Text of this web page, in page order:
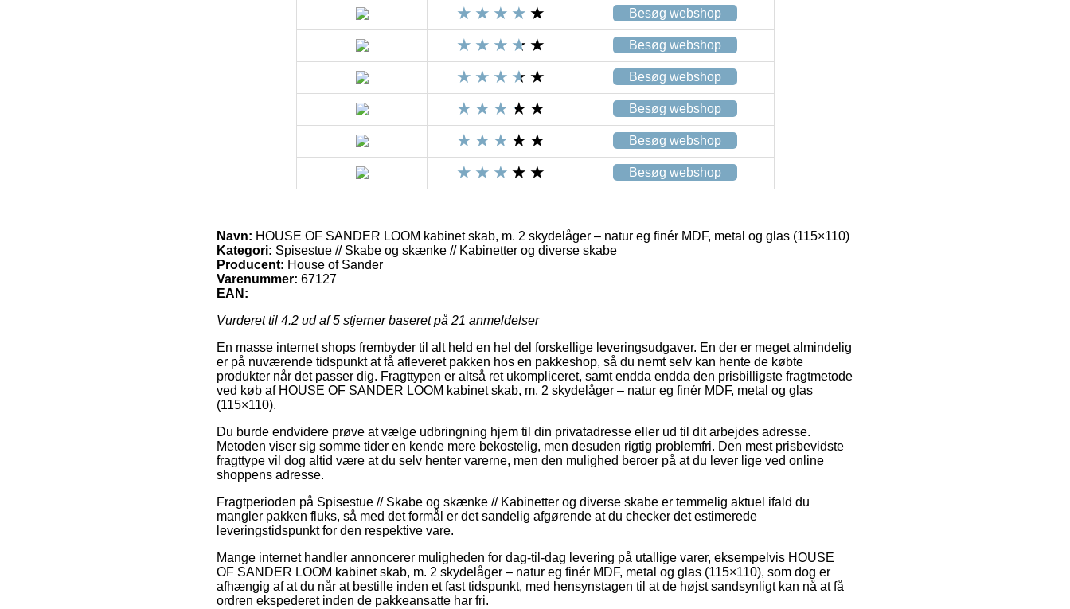
Besøg webshop
Besøg webshop
Besøg webshop
Besøg webshop
Besøg webshop
Besøg webshop
Navn: HOUSE OF SANDER LOOM kabinet skab, m. 2 skydelåger – natur eg finér MDF, metal og glas (115×110)
Kategori: Spisestue // Skabe og skænke // Kabinetter og diverse skabe
Producent: House of Sander
Varenummer: 67127
EAN:
Vurderet til 4.2 ud af 5 stjerner baseret på 21 anmeldelser
En masse internet shops frembyder til alt held en hel del forskellige leveringsudgaver. En der er meget almindelig
er på nuværende tidspunkt at få afleveret pakken hos en pakkeshop, så du nemt selv kan hente de købte
produkter når det passer dig. Fragttypen er altså ret ukompliceret, samt endda endda den prisbilligste fragtmetode
ved køb af HOUSE OF SANDER LOOM kabinet skab, m. 2 skydelåger – natur eg finér MDF, metal og glas
(115×110).
Du burde endvidere prøve at vælge udbringning hjem til din privatadresse eller ud til dit arbejdes adresse.
Metoden viser sig somme tider en kende mere bekostelig, men desuden rigtig problemfri. Den mest prisbevidste
fragttype vil dog altid være at du selv henter varerne, men den mulighed beroer på at du lever lige ved online
shoppens adresse.
Fragtperioden på Spisestue // Skabe og skænke // Kabinetter og diverse skabe er temmelig aktuel ifald du
mangler pakken fluks, så med det formål er det sandelig afgørende at du checker det estimerede
leveringstidspunkt for den respektive vare.
Mange internet handler annoncerer muligheden for dag-til-dag levering på utallige varer, eksempelvis HOUSE
OF SANDER LOOM kabinet skab, m. 2 skydelåger – natur eg finér MDF, metal og glas (115×110), som dog er
afhængig af at du når at bestille inden et fast tidspunkt, med hensynstagen til at de højst sandsynligt kan nå at få
ordren ekspederet inden de pakkeansatte har fri.